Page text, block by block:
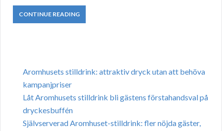
CONTINUE READING
Aromhusets stilldrink: attraktiv dryck utan att behöva
kampanjpriser
Låt Aromhusets stilldrink bli gästens förstahandsval på
dryckesbuffén
Självserverad Aromhuset-stilldrink: fler nöjda gäster,